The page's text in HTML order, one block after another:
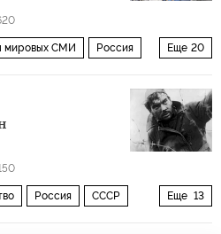
Еще 20
мировых СМИ Россия
Тарковский Еще 13
Россия СССР